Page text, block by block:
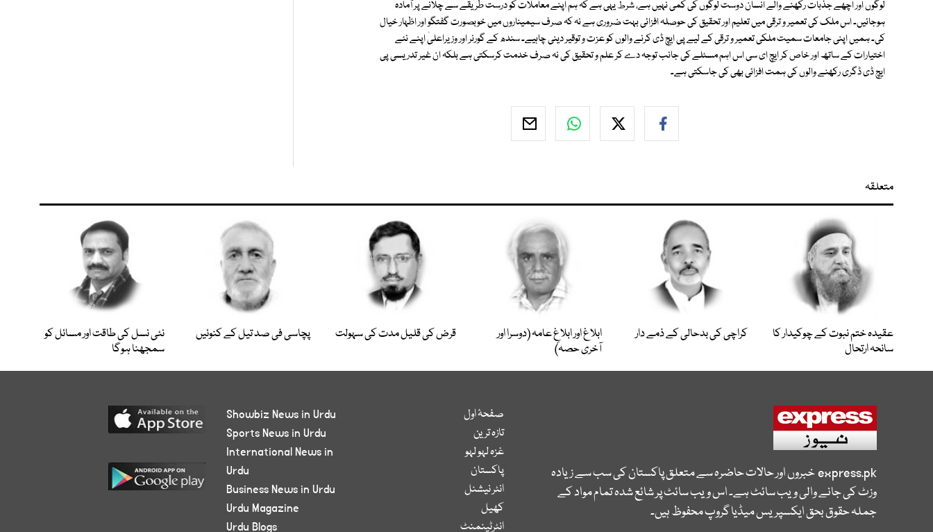
لوگوں اور اچھے جذبات رکھنے والے انسان دوست لوگوں کی کمی نہیں ہے، شرط یہی ہے کہ ہم اپنے معاملات کو درست طریقے سے چلانے پر آمادہ
ہوجائیں۔ اس ملک کی تعمیر و ترقی میں تعلیم اور تحقیق کی حوصلہ افزائی بہت ضروری ہے نہ کہ صرف سیمیناروں میں خوبصورت گفتگو اور اظہار خیال
کی۔ ہمیں اپنی جامعات سمیت ملکی تعمیر و ترقی کے لیے پی ایچ ڈی کرنے والوں کو عزت و توقیر دینی چاہیے۔ سندھ کے گورنر اور وزیراعلیٰ اپنے نئے
اختیارات کے ساتھ اور خاص کر ایچ ای سی اس اہم مسئلے کی جانب توجہ دے کر علم و تحقیق کی نہ صرف خدمت کرسکتی ہے بلکہ ان غیر تدریسی پی
ایچ ڈی ڈگری رکھنے والوں کی ہمت افزائی بھی کی جاسکتی ہے۔
متعلقہ
عقیدہ ختم نبوت کے چوکیدار کا
سانحہ ارتحال
کراچی کی بدحالی کے ذمے دار
ابلاغ اور ابلاغِ عامہ (دوسرا اور
آخری حصہ)
قرض کی قلیل مدت کی سہولت پچاسی فی صد تیل کے کنوئیں
نئی نسل کی طاقت اور مسائل کو
سمجھنا ہوگا
express.pkخبروں اور حالات حاضرہ سے متعلق پاکستان کی سب سے زیادہ
وزٹ کی جانے والی ویب سائٹ ہے۔ اس ویب سائٹ پر شائع شدہ تمام مواد کے
جملہ حقوق بحق ایکسپریس میڈیا گروپ محفوظ ہیں۔
صفحۂ اول
تازہ ترین
غزہ لہو لہو
پاکستان
انٹر نیشنل
کھیل
انٹرٹینمنٹ
Showbiz News in Urdu
Sports News in Urdu
International News in
Urdu
Business News in Urdu
Urdu Magazine
Urdu Blogs